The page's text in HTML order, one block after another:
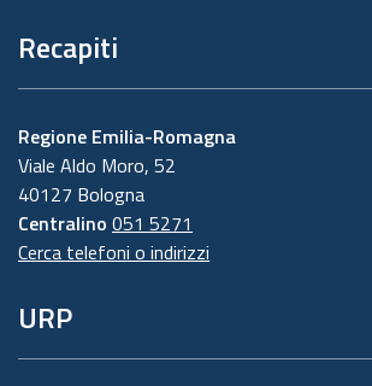
Recapiti
Regione Emilia-Romagna
Viale Aldo Moro, 52
40127 Bologna
Centralino 051 5271
Cerca telefoni o indirizzi
URP